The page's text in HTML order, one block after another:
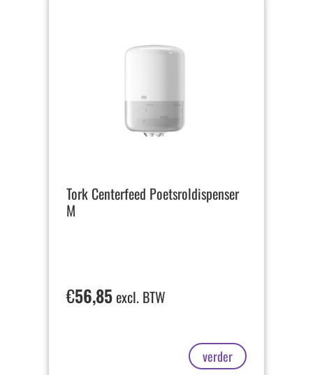
Tork Centerfeed Poetsroldispenser
M
€56,85excl. BTW
verder